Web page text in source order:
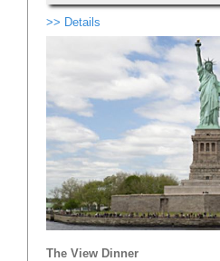
>> Details
The View Dinner